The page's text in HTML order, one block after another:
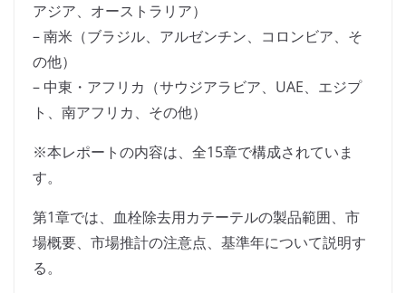
アジア、オーストラリア）
– 南米（ブラジル、アルゼンチン、コロンビア、そ
の他）
– 中東・アフリカ（サウジアラビア、UAE、エジプ
ト、南アフリカ、その他）
※本レポートの内容は、全15章で構成されていま
す。
第1章では、血栓除去用カテーテルの製品範囲、市
場概要、市場推計の注意点、基準年について説明す
る。